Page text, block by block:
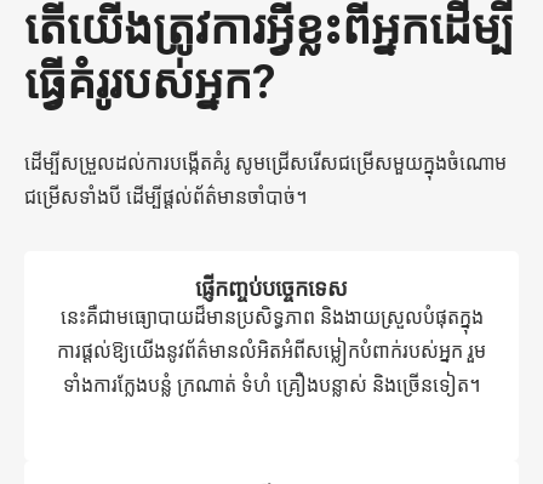
តើយើងត្រូវការអ្វីខ្លះពីអ្នកដើម្បី
ធ្វើគំរូរបស់អ្នក?
ដើម្បីសម្រួលដល់ការបង្កើតគំរូ សូមជ្រើសរើសជម្រើសមួយក្នុងចំណោម
ជម្រើសទាំងបី ដើម្បីផ្តល់ព័ត៌មានចាំបាច់។
ផ្ញើកញ្ចប់បច្ចេកទេស
នេះគឺជាមធ្យោបាយដ៏មានប្រសិទ្ធភាព និងងាយស្រួលបំផុតក្នុង
ការផ្តល់ឱ្យយើងនូវព័ត៌មានលំអិតអំពីសម្លៀកបំពាក់របស់អ្នក រួម
ទាំងការក្លែងបន្លំ ក្រណាត់ ទំហំ គ្រឿងបន្លាស់ និងច្រើនទៀត។